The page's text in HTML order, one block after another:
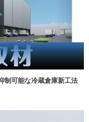
制可能な冷蔵倉庫新工法